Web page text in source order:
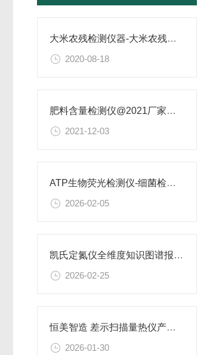
大米农残检测仪器-大米农残检测仪器-大米农残检测仪器
2020-08-18
肥料含量检测仪@2021厂家新款上市人脸识别功能简介
2021-12-03
ATP生物荧光检测仪-细菌检测仪性价比测评：恒美智造 优选爆款
2026-02-05
凯氏定氮仪全维度知识图谱报告书 恒美智造产品标准深度解读
2026-02-25
恒美智造 差示扫描量热仪产品知识图谱报告书
2026-01-30